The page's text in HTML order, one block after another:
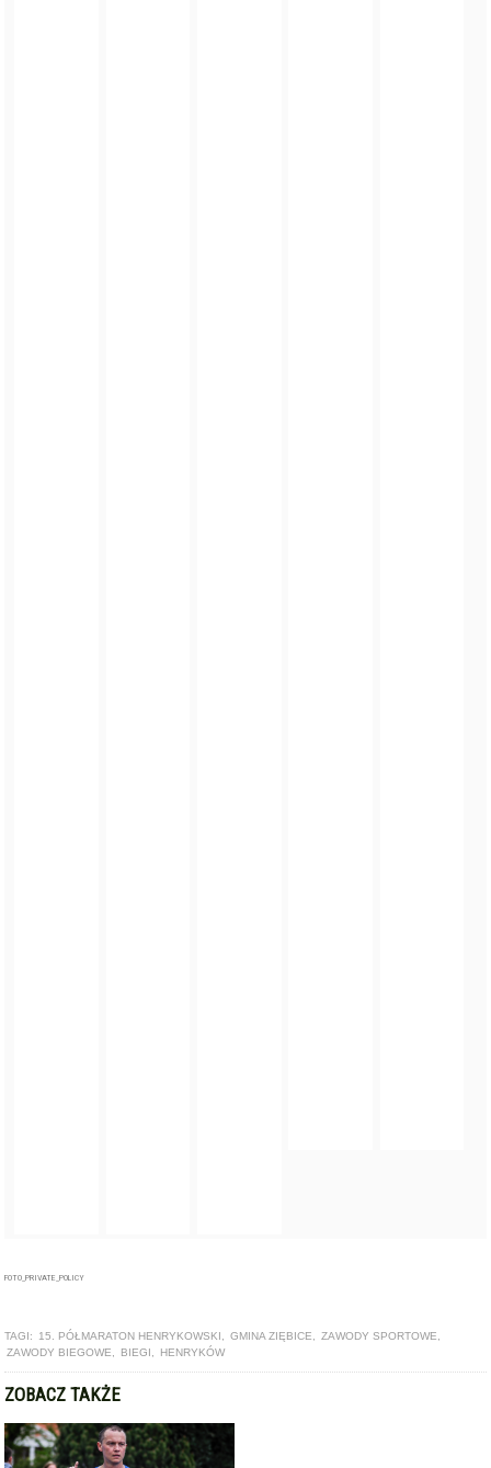
FOTO_PRIVATE_POLICY
TAGI: 15. PÓŁMARATON HENRYKOWSKI GMINA ZIĘBICE ZAWODY SPORTOWE
ZAWODY BIEGOWE
BIEGI HENRYKÓW
ZOBACZ TAKŻE